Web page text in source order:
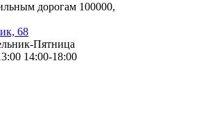
дорогам 100000,
68
Пятница
14:00-18:00